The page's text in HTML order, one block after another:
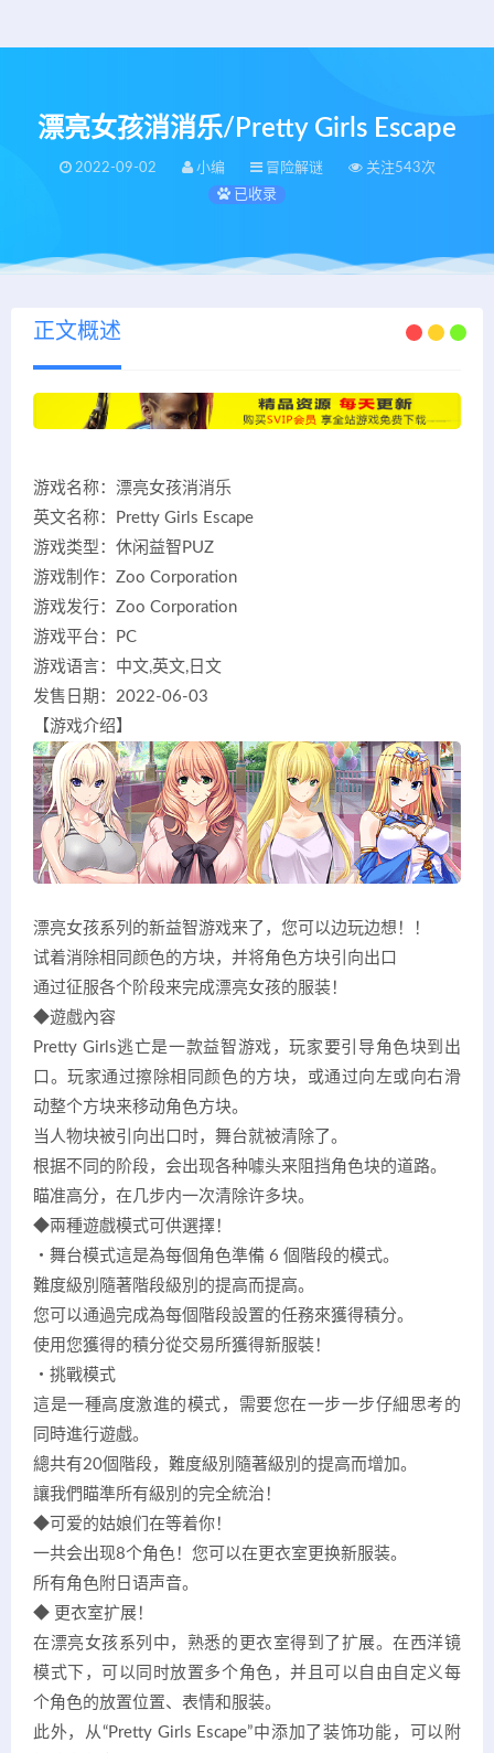
漂亮女孩消消乐/Pretty Girls Escape
2022-09-02 小编 冒险解谜
关注543次
已收录
正文概述
游戏名称：漂亮女孩消消乐
英文名称：Pretty Girls Escape
游戏类型：休闲益智PUZ
游戏制作：Zoo Corporation
游戏发行：Zoo Corporation
游戏平台：PC
游戏语言：中文,英文,日文
发售日期：2022-06-03
【游戏介绍】
漂亮女孩系列的新益智游戏来了，您可以边玩边想！！
试着消除相同颜色的方块，并将角色方块引向出口
通过征服各个阶段来完成漂亮女孩的服装！
◆遊戲內容
Pretty Girls逃亡是一款益智游戏，玩家要引导角色块到出
口。玩家通过擦除相同颜色的方块，或通过向左或向右滑
动整个方块来移动角色方块。
当人物块被引向出口时，舞台就被清除了。
根据不同的阶段，会出现各种噱头来阻挡角色块的道路。
瞄准高分，在几步内一次清除许多块。
◆兩種遊戲模式可供選擇！
・舞台模式這是為每個角色準備 6 個階段的模式。
難度級別隨著階段級別的提高而提高。
您可以通過完成為每個階段設置的任務來獲得積分。
使用您獲得的積分從交易所獲得新服裝！
・挑戰模式
這是一種高度激進的模式，需要您在一步一步仔細思考的
同時進行遊戲。
總共有20個階段，難度級別隨著級別的提高而增加。
讓我們瞄準所有級別的完全統治！
◆可爱的姑娘们在等着你！
一共会出现8个角色！您可以在更衣室更换新服装。
所有角色附日语声音。
◆ 更衣室扩展！
在漂亮女孩系列中，熟悉的更衣室得到了扩展。在西洋镜
模式下，可以同时放置多个角色，并且可以自由自定义每
个角色的放置位置、表情和服装。
此外，从“Pretty Girls Escape”中添加了装饰功能，可以附